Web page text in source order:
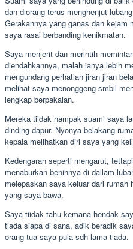
dan diorang terus menghenjut
Gerakannya yang ganas dan kejam
saya rasai berbanding kenikmatan.
Saya menjerit dan merintih
diendahkannya, malah ianya lebih
mengundang perhatian jiran jiran
melihat saya menonggeng smbil
lengkap berpakaian.
Mereka tiidak nampak suami saya
dinding dapur. Nyonya belakang
kepala melihatkan diri saya yang
Kedengaran seperti mengarut,
menaburkan benihnya di dallam
melepaskan saya keluar dari
yang saya bawa.
Saya tiidak tahu kemana hendak
tiada siapa di sana, adik beradik
orang tua saya pula sdh lama tiada.